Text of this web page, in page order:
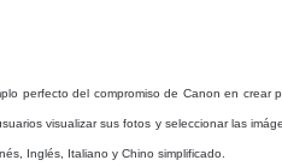
perfecto del compromiso de Canon en crear
visualizar sus fotos y seleccionar las
Inglés, Italiano y Chino simplificado.